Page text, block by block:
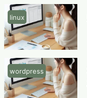
linux
wordpress